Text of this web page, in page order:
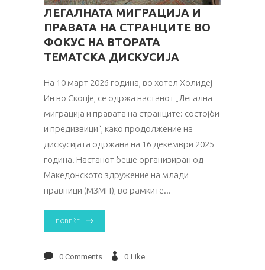
ЛЕГАЛНАТА МИГРАЦИЈА И
ПРАВАТА НА СТРАНЦИТЕ ВО
ФОКУС НА ВТОРАТА
ТЕМАТСКА ДИСКУСИЈА
На 10 март 2026 година, во хотел Холидеј
Ин во Скопје, се одржа настанот „Легална
миграција и правата на странците: состојби
и предизвици“, како продолжение на
дискусијата одржана на 16 декември 2025
година. Настанот беше организиран од
Македонското здружение на млади
правници (МЗМП), во рамките
ПОВЕЌЕ
0 Comments 0 Like